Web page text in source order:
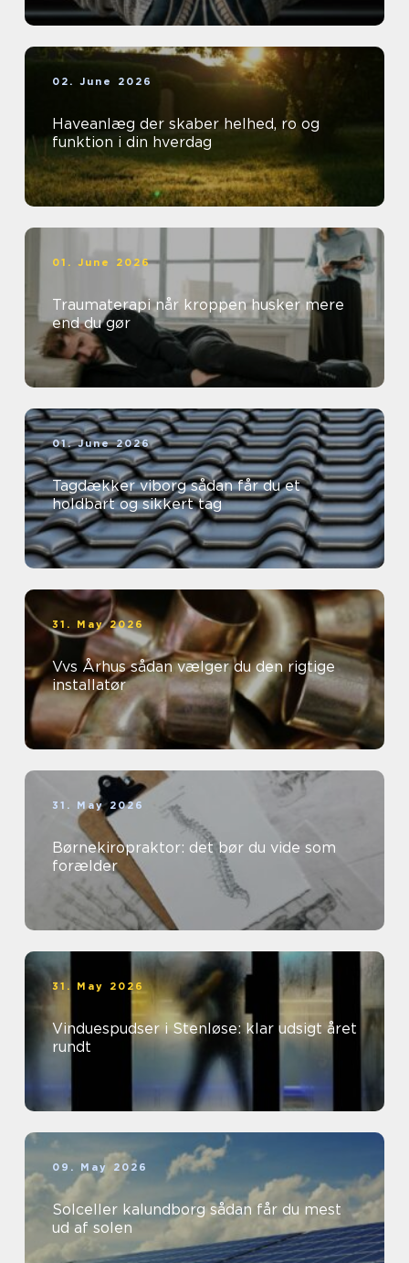
02. June 2026
Haveanlæg der skaber helhed, ro og
funktion i din hverdag
01. June 2026
Traumaterapi når kroppen husker mere
end du gør
01. June 2026
Tagdækker viborg sådan får du et
holdbart og sikkert tag
31. May 2026
Vvs Århus sådan vælger du den rigtige
installatør
31. May 2026
Børnekiropraktor: det bør du vide som
forælder
31. May 2026
Vinduespudser i Stenløse: klar udsigt året
rundt
09. May 2026
Solceller kalundborg sådan får du mest
ud af solen